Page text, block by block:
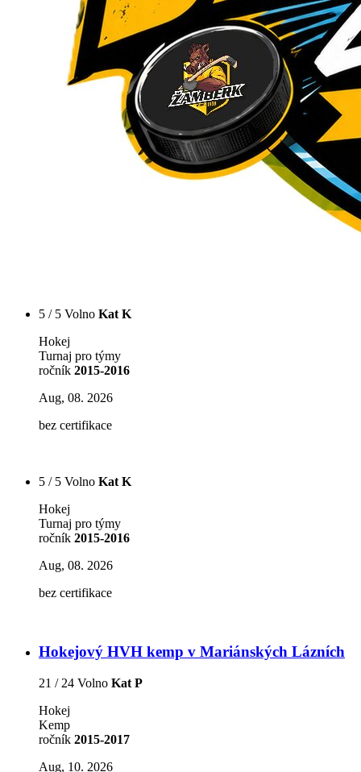
5 / 5 Volno Kat K
Hokej
Turnaj pro týmy
ročník 2015-2016
Aug, 08. 2026
bez certifikace
5 / 5 Volno Kat K
Hokej
Turnaj pro týmy
ročník 2015-2016
Aug, 08. 2026
bez certifikace
Hokejový HVH kemp v Mariánských Lázních
21 / 24 Volno Kat P
Hokej
Kemp
ročník 2015-2017
Aug, 10. 2026